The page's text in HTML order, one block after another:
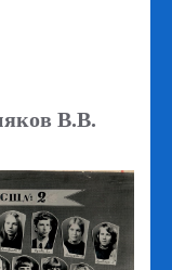
В.В.